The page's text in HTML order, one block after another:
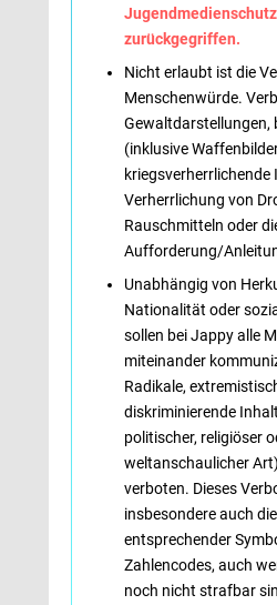
zurückgegriffen.
Nicht erlaubt ist die
Menschenwürde.
Gewaltdarstellungen,
(inklusive
kriegsverherrlichende
Verherrlichung von
Rauschmitteln oder
Aufforderung/
Unabhängig von
Nationalität oder
sollen bei Jappy alle
miteinander
Radikale,
diskriminierende
politischer, religiöser
weltanschaulicher
verboten. Dieses
insbesondere auch
entsprechender
Zahlencodes, auch
noch nicht strafbar